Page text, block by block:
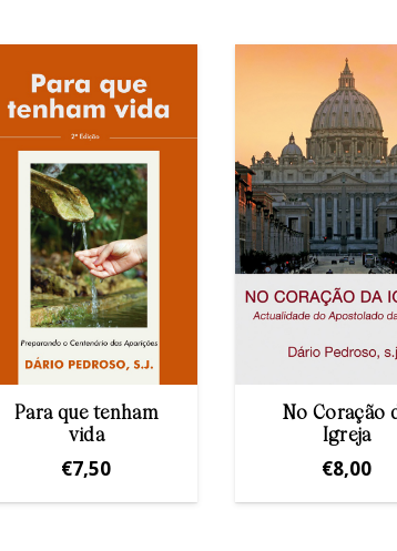
Para que tenham
vida
€7,50
No Coração
Igreja
€8,00